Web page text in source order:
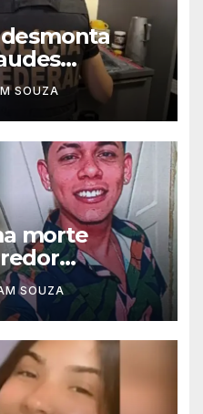
no
SOUZA
morte
Negra
SOUZA